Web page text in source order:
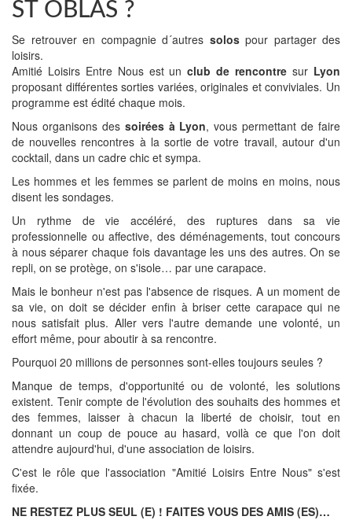
ST OBLAS ?
Se retrouver en compagnie d´autres solospour partager des
loisirs.
Amitié Loisirs Entre Nous est unclub de rencontre sur Lyon
proposant différentes sorties variées, originales et conviviales. Un
programme est édité chaque mois.
Nous organisons des soirées à Lyon, vous permettant de faire
de nouvelles rencontres à la sortie de votre travail, autour d'un
cocktail, dans un cadre chic et sympa.
Les hommes et les femmes se parlent de moins en moins, nous
disent les sondages.
Un rythme de vie accéléré, des ruptures dans sa vie
professionnelle ou affective, des déménagements, tout concours
à nous séparer chaque fois davantage les uns des autres. On se
repli, on se protège, on s'isole… par une carapace.
Mais le bonheur n'est pas l'absence de risques. A un moment de
sa vie, on doit se décider enfin à briser cette carapace qui ne
nous satisfait plus. Aller vers l'autre demande une volonté, un
effort même, pour aboutir à sa rencontre.
Pourquoi 20 millions de personnes sont-elles toujours seules ?
Manque de temps, d'opportunité ou de volonté, les solutions
existent. Tenir compte de l'évolution des souhaits des hommes et
des femmes, laisser à chacun la liberté de choisir, tout en
donnant un coup de pouce au hasard, voilà ce que l'on doit
attendre aujourd'hui, d'une association de loisirs.
C'est le rôle que l'association "Amitié Loisirs Entre Nous" s'est
fixée.
NE RESTEZ PLUS SEUL (E) ! FAITES VOUS DES AMIS (ES)…